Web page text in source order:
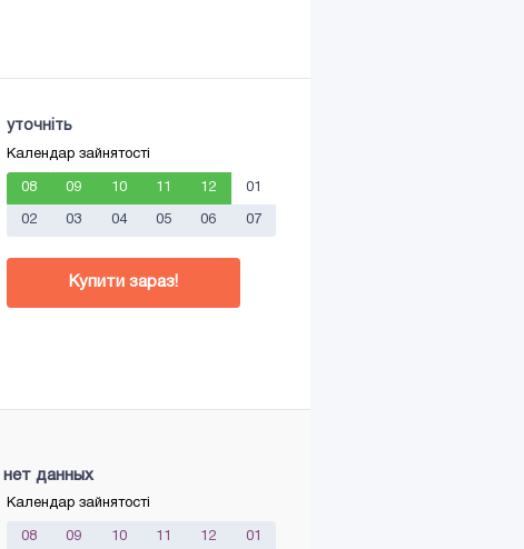
уточніть
Календар зайнятості
08 09 10 11 12 01
02 03 04 05 06 07
Купити зараз!
нет данных
Календар зайнятості
08 09 10 11 12 01